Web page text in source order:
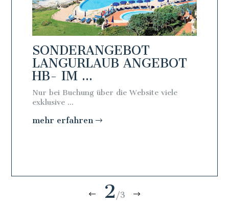
SONDERANGEBOT
LANGURLAUB ANGEBOT
HB- IM ...
Nur bei Buchung über die Website viele
exklusive ...
mehr erfahren
2 /3